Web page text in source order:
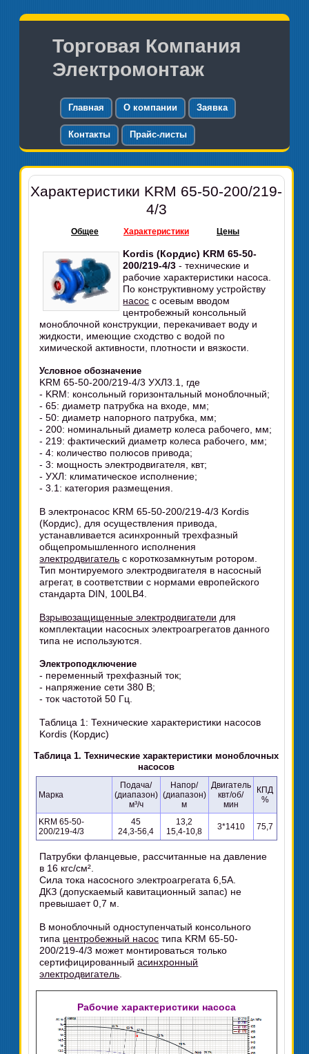
Торговая Компания
Электромонтаж
Главная О компании Заявка
Контакты Прайс-листы
Характеристики KRM 65-50-200/219-
4/3
Общее Характеристики Цены
Kordis (Кордис) KRM 65-50-
200/219-4/3 - технические и
рабочие характеристики насоса.
По конструктивному устройству
насос с осевым вводом
центробежный консольный
моноблочной конструкции, перекачивает воду и
жидкости, имеющие сходство с водой по
химической активности, плотности и вязкости.
Условное обозначение
KRM 65-50-200/219-4/3 УХЛ3.1, где
- KRM: консольный горизонтальный моноблочный;
- 65: диаметр патрубка на входе, мм;
- 50: диаметр напорного патрубка, мм;
- 200: номинальный диаметр колеса рабочего, мм;
- 219: фактический диаметр колеса рабочего, мм;
- 4: количество полюсов привода;
- 3: мощность электродвигателя, квт;
- УХЛ: климатическое исполнение;
- 3.1: категория размещения.
В электронасос KRM 65-50-200/219-4/3 Kordis
(Кордис), для осуществления привода,
устанавливается асинхронный трехфазный
общепромышленного исполнения
электродвигатель с короткозамкнутым ротором.
Тип монтируемого электродвигателя в насосный
агрегат, в соответствии с нормами европейского
стандарта DIN, 100LB4.
Взрывозащищенные электродвигатели для
комплектации насосных электроагрегатов данного
типа не используются.
Электроподключение
- переменный трехфазный ток;
- напряжение сети 380 В;
- ток частотой 50 Гц.
Таблица 1: Технические характеристики насосов
Kordis (Кордис)
Таблица 1. Технические характеристики моноблочных
насосов
Марка
Подача/
(диапазон)
м³/ч
Напор/
(диапазон)
м
Двигатель
квт/об/
мин
КПД
%
KRM 65-50-
200/219-4/3
45
24,3-56,4
13,2
15,4-10,8
3*1410 75,7
Патрубки фланцевые, рассчитанные на давление
в 16 кгс/см².
Сила тока насосного электроагрегата 6,5А.
ДКЗ (допускаемый кавитационный запас) не
превышает 0,7 м.
В моноблочный одноступенчатый консольного
типа центробежный насос типа KRM 65-50-
200/219-4/3 может монтироваться только
сертифицированныйасинхронный
электродвигатель
Рабочие характеристики насоса